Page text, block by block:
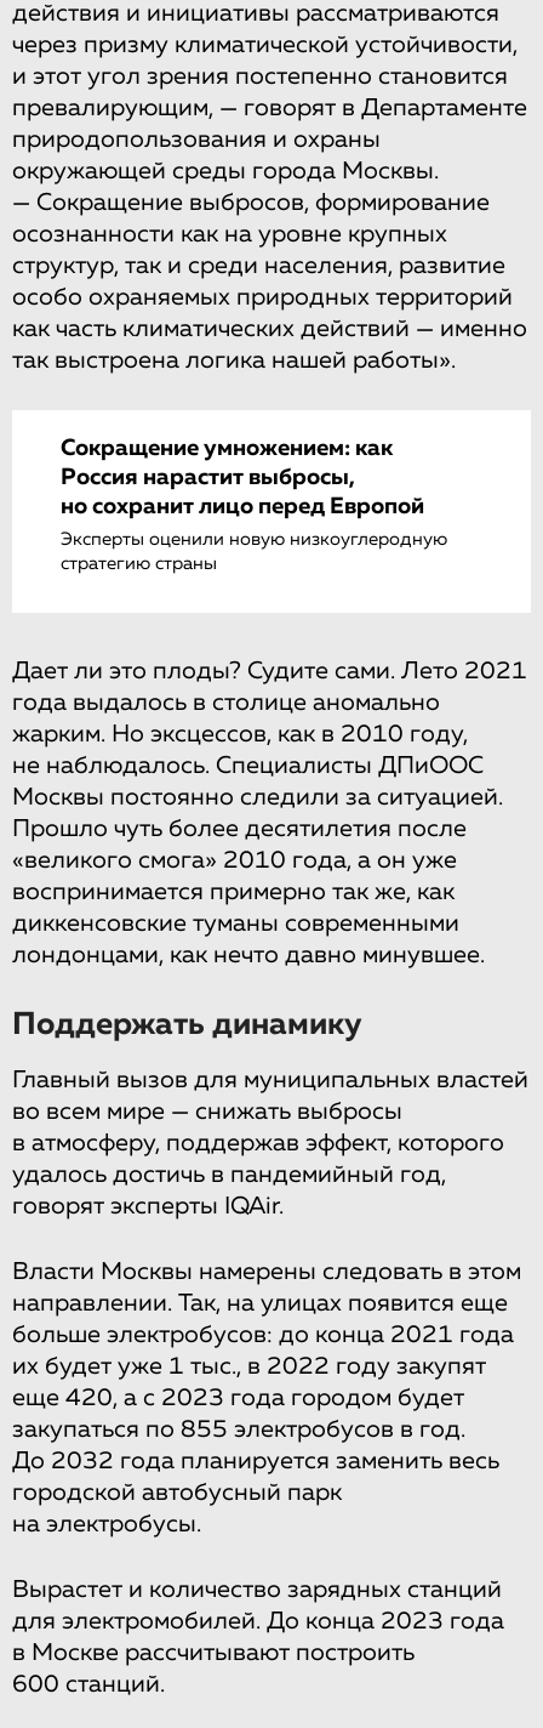
действия и инициативы рассматриваются
через призму климатической устойчивости,
и этот угол зрения постепенно становится
превалирующим, — говорят в Департаменте
природопользования и охраны
окружающей среды города Москвы.
— Сокращение выбросов, формирование
осознанности как на уровне крупных
структур, так и среди населения, развитие
особо охраняемых природных территорий
как часть климатических действий — именно
так выстроена логика нашей работы».
Сокращение умножением: как
Россия нарастит выбросы,
но сохранит лицо перед Европой
Эксперты оценили новую низкоуглеродную
стратегию страны
Дает ли это плоды? Судите сами. Лето 2021
года выдалось в столице аномально
жарким. Но эксцессов, как в 2010 году,
не наблюдалось. Специалисты ДПиООС
Москвы постоянно следили за ситуацией.
Прошло чуть более десятилетия после
«великого смога» 2010 года, а он уже
воспринимается примерно так же, как
диккенсовские туманы современными
лондонцами, как нечто давно минувшее.
Поддержать динамику
Главный вызов для муниципальных властей
во всем мире — снижать выбросы
в атмосферу, поддержав эффект, которого
удалось достичь в пандемийный год,
говорят эксперты IQAir.
Власти Москвы намерены следовать в этом
направлении. Так, на улицах появится еще
больше электробусов: до конца 2021 года
их будет уже 1 тыс., в 2022 году закупят
еще 420, а с 2023 года городом будет
закупаться по 855 электробусов в год.
До 2032 года планируется заменить весь
городской автобусный парк
на электробусы.
Вырастет и количество зарядных станций
для электромобилей. До конца 2023 года
в Москве рассчитывают построить
600 станций.